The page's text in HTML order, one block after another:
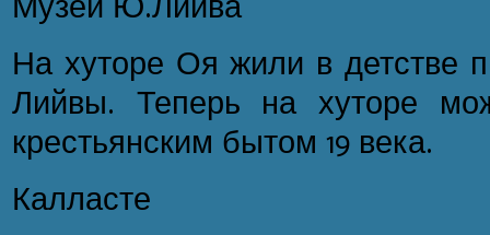
На хуторе Оя жили в детстве
Лийвы. Теперь на хуторе
крестьянским бытом 19 века.
Калласте